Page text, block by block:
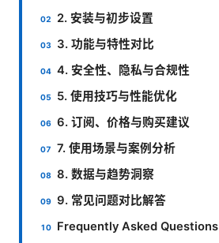
2. 安装与初步设置
3. 功能与特性对比
4. 安全性、隐私与合规性
5. 使用技巧与性能优化
6. 订阅、价格与购买建议
7. 使用场景与案例分析
8. 数据与趋势洞察
9. 常见问题对比解答
Frequently Asked Questions